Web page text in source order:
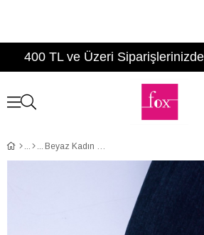
400 TL ve Üzeri
Beyaz Kadın Sneakers D820807009